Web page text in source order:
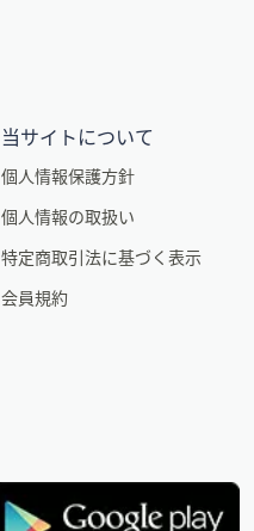
当サイトについて
個人情報保護方針
個人情報の取扱い
特定商取引法に基づく表示
会員規約